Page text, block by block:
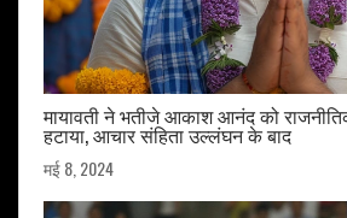
मायावती ने भतीजे आकाश आनंद को
हटाया, आचार संहिता उल्लंघन के बाद
मई 8, 2024